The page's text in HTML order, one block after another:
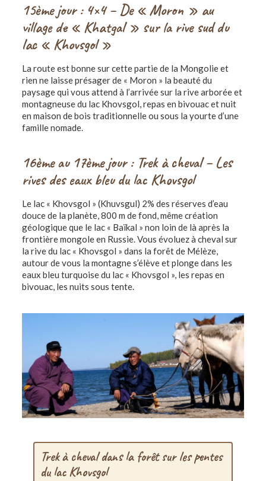
15ème jour : 4×4 – De « Moron » au
village de « Khatgal » sur la rive sud du
lac « Khovsgol »
La route est bonne sur cette partie de la Mongolie et
rien ne laisse présager de « Moron » la beauté du
paysage qui vous attend à l’arrivée sur la rive arborée et
montagneuse du lac Khovsgol, repas en bivouac et nuit
en maison de bois traditionnelle ou sous la yourte d’une
famille nomade.
16ème au 17ème jour : Trek à cheval – Les
rives des eaux bleu du lac Khovsgol
Le lac « Khovsgol » (Khuvsgul) 2% des réserves d’eau
douce de la planète, 800 m de fond, même création
géologique que le lac « Baïkal » non loin de là après la
frontière mongole en Russie. Vous évoluez à cheval sur
la rive du lac « Khovsgol » dans la forêt de Mélèze,
autour de vous la montagne s’élève et plonge dans les
eaux bleu turquoise du lac « Khovsgol », les repas en
bivouac, les nuits sous tente.
Trek à cheval dans la forêt sur les pentes
du lac Khovsgol